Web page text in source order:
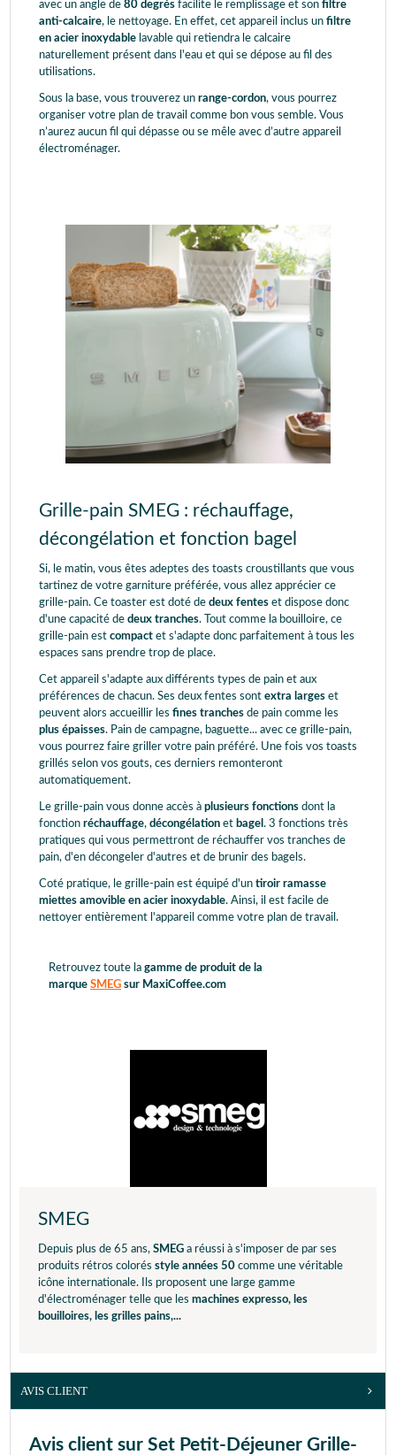
avec un angle de 80 degrés facilite le remplissage et son filtre
anti-calcaire, le nettoyage. En effet, cet appareil inclus un filtre
en acier inoxydable lavable qui retiendra le calcaire
naturellement présent dans l'eau et qui se dépose au fil des
utilisations.
Sous la base, vous trouverez un range-cordon, vous pourrez
organiser votre plan de travail comme bon vous semble. Vous
n’aurez aucun fil qui dépasse ou se mêle avec d’autre appareil
électroménager.
Grille-pain SMEG : réchauffage,
décongélation et fonction bagel
Si, le matin, vous êtes adeptes des toasts croustillants que vous
tartinez de votre garniture préférée, vous allez apprécier ce
grille-pain. Ce toaster est doté de deux fentes et dispose donc
d'une capacité de deux tranches. Tout comme la bouilloire, ce
grille-pain est compact et s'adapte donc parfaitement à tous les
espaces sans prendre trop de place.
Cet appareil s'adapte aux différents types de pain et aux
préférences de chacun. Ses deux fentes sont extra larges et
peuvent alors accueillir les fines tranches de pain comme les
plus épaisses. Pain de campagne, baguette... avec ce grille-pain,
vous pourrez faire griller votre pain préféré. Une fois vos toasts
grillés selon vos gouts, ces derniers remonteront
automatiquement.
Le grille-pain vous donne accès à plusieurs fonctions dont la
fonction réchauffage, décongélation et bagel . 3 fonctions très
pratiques qui vous permettront de réchauffer vos tranches de
pain, d'en décongeler d'autres et de brunir des bagels.
Coté pratique, le grille-pain est équipé d'un tiroir ramasse
miettes amovible en acier inoxydable. Ainsi, il est facile de
nettoyer entièrement l'appareil comme votre plan de travail.
Retrouvez toute la gamme de produit de la
marque SMEG sur MaxiCoffee.com
SMEG
Depuis plus de 65 ans, SMEG a réussi à s'imposer de par ses
produits rétros colorés style années 50 comme une véritable
icône internationale. Ils proposent une large gamme
d'électroménager telle que les machines expresso, les
bouilloires, les grilles pains,...
AVIS CLIENT
Avis client sur Set Petit-Déjeuner Grille-